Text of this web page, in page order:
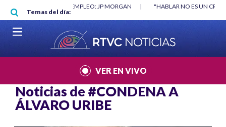
Pasar al contenido principal
Temas del día:
MÍNIMO NO DESTRUYÓ EMPLEO: JP MORGAN |
"HABLAR NO ES UN
MUNDIAL 2026
|
VER EN VIVO
Noticias de #CONDENA A
ÁLVARO URIBE